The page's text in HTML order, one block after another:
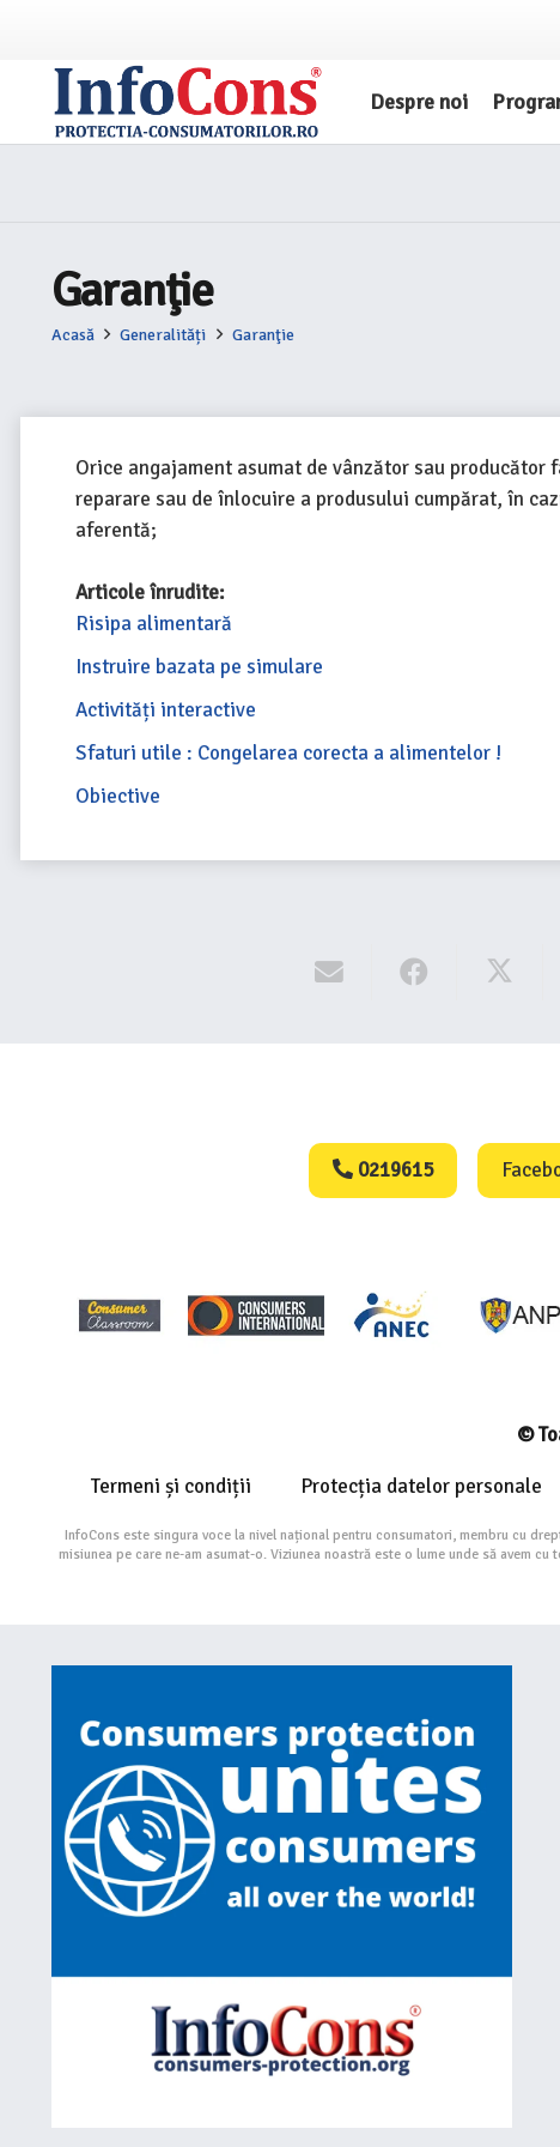
Despre noi
Garanţie
Acasă Generalități Garanţie
Orice angajament asumat de vânzător sau
reparare sau de înlocuire a produsului cumpărat, în
aferentă;
Articole înrudite:
Risipa alimentară
Instruire bazata pe simulare
Activități interactive
Sfaturi utile : Congelarea corecta a alimentelor !
Obiective
0219615
©
Termeni și condiții Protecția datelor personale
InfoCons este singura voce la nivel național pentru consumatori, membru cu
misiunea pe care ne-am asumat-o. Viziunea noastră este o lume unde să avem